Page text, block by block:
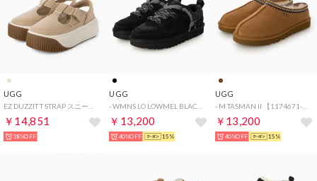
UGG
￥14,851
38%OFF
UGG
￥13,200
40%OFF 15%
UGG
- M TASMAN II 【1174671-CHE】 （CHE）
￥13,200
40%OFF 15%